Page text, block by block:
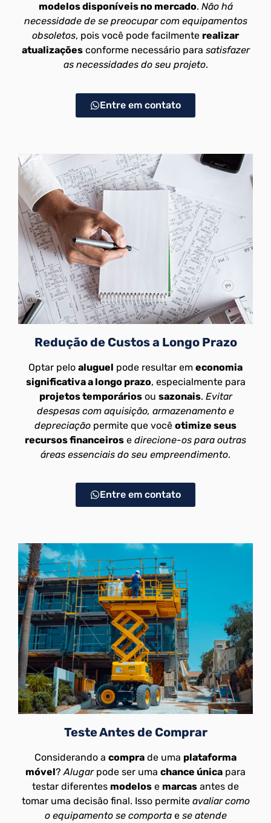
modelos disponíveis no mercado. Não há
necessidade de se preocupar com equipamentos
obsoletos, pois você pode facilmente realizar
atualizaçõesconforme necessário para satisfazer
as necessidades do seu projeto.
Entre em contato
Redução de Custos a Longo Prazo
Optar pelo aluguel pode resultar em economia
significativa a longo prazo, especialmente para
projetos temporáriosou sazonais. Evitar
despesas com aquisição, armazenamento e
depreciação permite que você otimize seus
recursos financeiros e direcione-os para outras
áreas essenciais do seu empreendimento.
Entre em contato
Teste Antes de Comprar
Considerando a compra de uma plataforma
móvel? Alugarpode ser uma chance única para
testar diferentes modelos e marcas antes de
tomar uma decisão final. Isso permite avaliar como
o equipamento se comportae se atende